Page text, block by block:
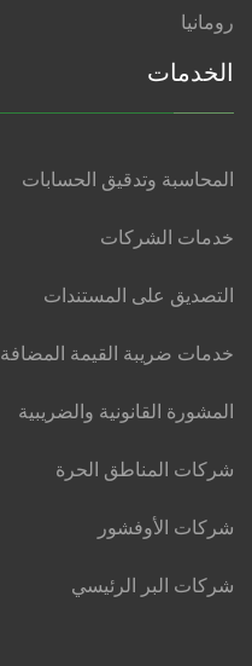
رومانيا
الخدمات
المحاسبة وتدقيق الحسابات
خدمات الشركات
التصديق على المستندات
خدمات ضريبة القيمة المضافة
المشورة القانونية والضريبية
شركات المناطق الحرة
شركات الأوفشور
شركات البر الرئيسي